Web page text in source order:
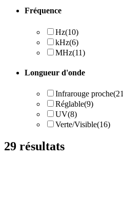
Fréquence
Hz(10)
kHz(6)
MHz(11)
Longueur d'onde
Infrarouge proche
Réglable(9)
UV(8)
Verte/Visible(16)
29 résultats